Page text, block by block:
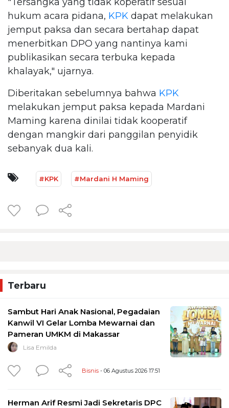
hukum acara pidana, KPK dapat melakukan
jemput paksa dan secara bertahap dapat
menerbitkan DPO yang nantinya kami
publikasikan secara terbuka kepada
khalayak," ujarnya.
Diberitakan sebelumnya bahwa KPK
melakukan jemput paksa kepada Mardani
Maming karena dinilai tidak kooperatif
dengan mangkir dari panggilan penyidik
sebanyak dua kali.
#KPK #Mardani H Maming
Terbaru
Sambut Hari Anak Nasional, Pegadaian
Kanwil VI Gelar Lomba Mewarnai dan
Pameran UMKM di Makassar
Lisa Emilda
Bisnis - 06 Agustus 2026 17:51
Herman Arif Resmi Jadi Sekretaris DPC